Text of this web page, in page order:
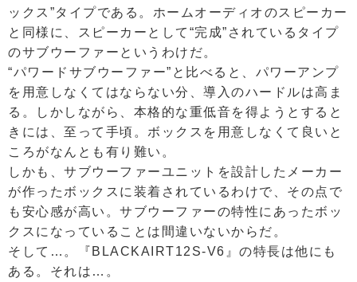
ックス”タイプである。ホームオーディオのスピーカー
と同様に、スピーカーとして“完成”されているタイプ
のサブウーファーというわけだ。
“パワードサブウーファー”と比べると、パワーアンプ
を用意しなくてはならない分、導入のハードルは高ま
る。しかしながら、本格的な重低音を得ようとすると
きには、至って手頃。ボックスを用意しなくて良いと
ころがなんとも有り難い。
しかも、サブウーファーユニットを設計したメーカー
が作ったボックスに装着されているわけで、その点で
も安心感が高い。サブウーファーの特性にあったボッ
クスになっていることは間違いないからだ。
そして…。『BLACKAIRT12S-V6』の特長は他にも
ある。それは…。